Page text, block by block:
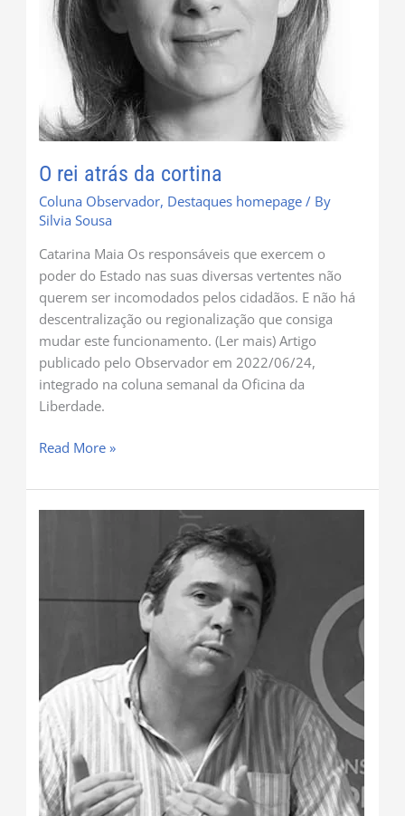
O rei atrás da cortina
Coluna Observador, Destaques homepage / By
Silvia Sousa
Catarina Maia Os responsáveis que exercem o
poder do Estado nas suas diversas vertentes não
querem ser incomodados pelos cidadãos. E não há
descentralização ou regionalização que consiga
mudar este funcionamento. (Ler mais) Artigo
publicado pelo Observador em 2022/06/24,
integrado na coluna semanal da Oficina da
Liberdade.
Read More »
e